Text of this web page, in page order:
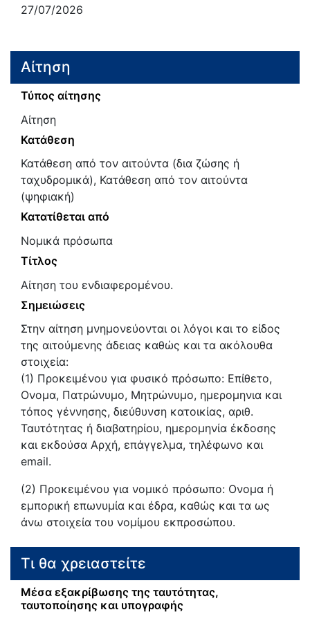
27/07/2026
Αίτηση
Τύπος αίτησης
Αίτηση
Κατάθεση
Κατάθεση από τον αιτούντα (δια ζώσης ή
ταχυδρομικά), Κατάθεση από τον αιτούντα
(ψηφιακή)
Κατατίθεται από
Νομικά πρόσωπα
Τίτλος
Αίτηση του ενδιαφερομένου.
Σημειώσεις
Στην αίτηση μνημονεύονται οι λόγοι και το είδος
της αιτούμενης άδειας καθώς και τα ακόλουθα
στοιχεία:
(1) Προκειμένου για φυσικό πρόσωπο: Επίθετο,
Ονομα, Πατρώνυμο, Μητρώνυμο, ημερομηνια και
τόπος γέννησης, διεύθυνση κατοικίας, αριθ.
Ταυτότητας ή διαβατηρίου, ημερομηνία έκδοσης
και εκδούσα Αρχή, επάγγελμα, τηλέφωνο και
email.
(2) Προκειμένου για νομικό πρόσωπο: Ονομα ή
εμπορική επωνυμία και έδρα, καθώς και τα ως
άνω στοιχεία του νομίμου εκπροσώπου.
Τι θα χρειαστείτε
Μέσα εξακρίβωσης της ταυτότητας,
ταυτοποίησης και υπογραφής